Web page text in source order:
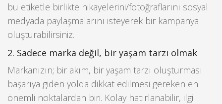
bu etiketle birlikte hikayelerini/fotoğraflarını sosyal
medyada paylaşmalarını isteyerek bir kampanya
oluşturabilirsiniz.
2. Sadece marka değil, bir yaşam tarzı olmak
Markanızın; bir akım, bir yaşam tarzı oluşturması
başarıya giden yolda dikkat edilmesi gereken en
önemli noktalardan biri. Kolay hatırlanabilir, ilgi